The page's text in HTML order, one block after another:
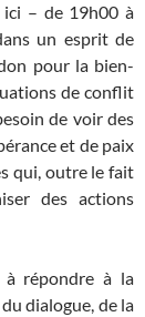
ici – de 19h00 à
un esprit de
pour la bien-
de conflit
de voir des
et de paix
qui, outre le fait
des actions
à répondre à la
dialogue, de la